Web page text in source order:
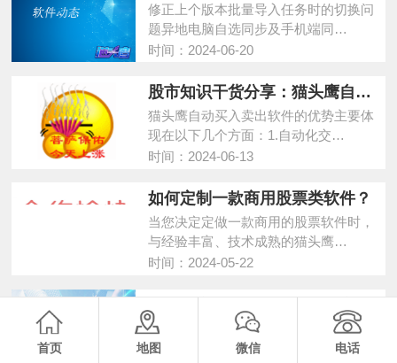
修正上个版本批量导入任务时的切换问
题异地电脑自选同步及手机端同…
时间：2024-06-20
股市知识干货分享：猫头鹰自动买入卖出软件的优势
猫头鹰自动买入卖出软件的优势主要体
现在以下几个方面：1.自动化交…
时间：2024-06-13
如何定制一款商用股票类软件？
当您决定定做一款商用的股票软件时，
与经验丰富、技术成熟的猫头鹰…
时间：2024-05-22
专业的猫头鹰定制团队（股票软件定制
团队）能够为您在投资领域提供…
首页 地图 微信 电话